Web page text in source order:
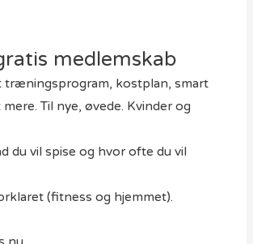
medlemskab
træningsprogram, kostplan, smart
Til nye, øvede. Kvinder og
du vil spise og hvor ofte du vil
(fitness og hjemmet).